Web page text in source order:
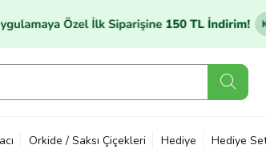
Orkide / Saksı Çiçekleri Hediye Hediye